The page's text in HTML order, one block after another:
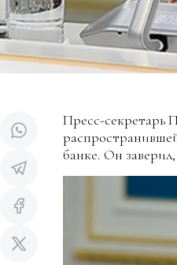
Пресс-секретарь
банке. Он